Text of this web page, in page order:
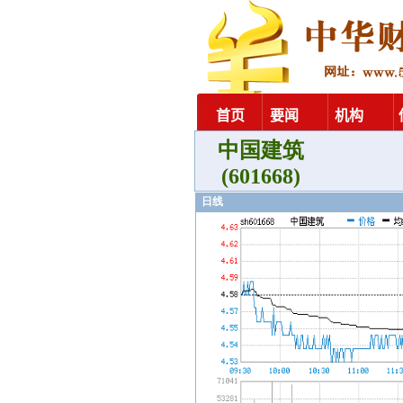
中国建筑
(601668)
日线